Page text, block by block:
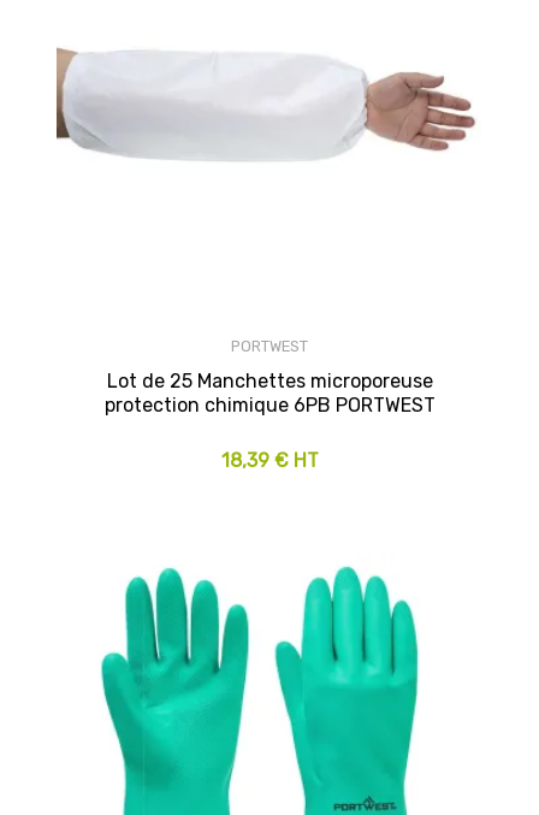
PORTWEST
Lot de 25 Manchettes microporeuse
protection chimique 6PB PORTWEST
18,39 € HT